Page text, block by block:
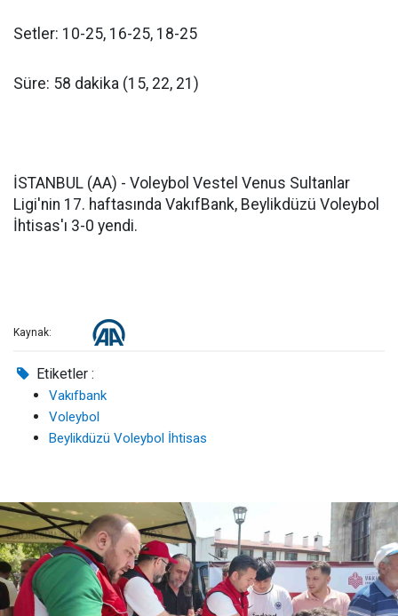
Setler: 10-25, 16-25, 18-25
Süre: 58 dakika (15, 22, 21)
İSTANBUL (AA) - Voleybol Vestel Venus Sultanlar
Ligi'nin 17. haftasında VakıfBank, Beylikdüzü Voleybol
İhtisas'ı 3-0 yendi.
Kaynak:
Etiketler :
Vakıfbank
Voleybol
Beylikdüzü Voleybol İhtisas